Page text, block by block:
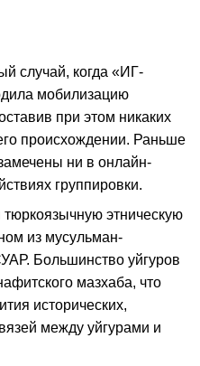
случай, когда «ИГ-
мобилизацию
при этом никаких
происхождении. Раньше
ни в онлайн-
группировки.
этническую
из мусульман-
Большинство уйгуров
мазхаба, что
исторических,
между уйгурами и